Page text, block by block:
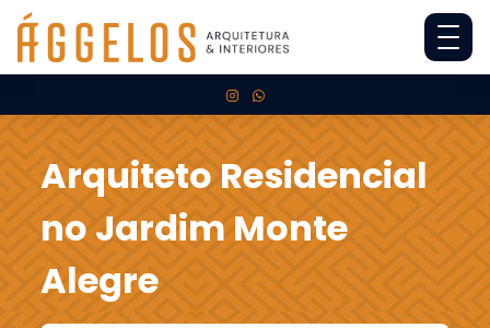
Arquiteto Residencial
no Jardim Monte
Alegre